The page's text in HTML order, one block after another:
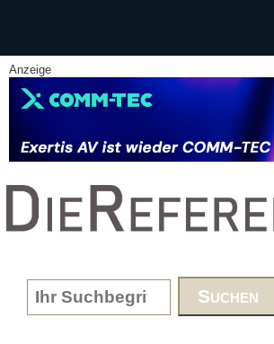
Anzeige
www.DieReferenz.de
Search form